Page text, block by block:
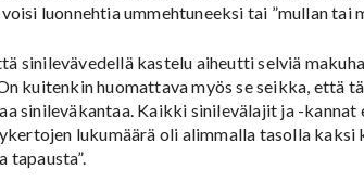
luonnehtia ummehtuneeksi tai ”mullan tai
sinilevävedellä kastelu aiheutti selviä
kuitenkin huomattava myös se seikka, että
sinileväkantaa. Kaikki sinilevälajit ja -kannat
lukumäärä oli alimmalla tasolla kaksi
tapausta”.